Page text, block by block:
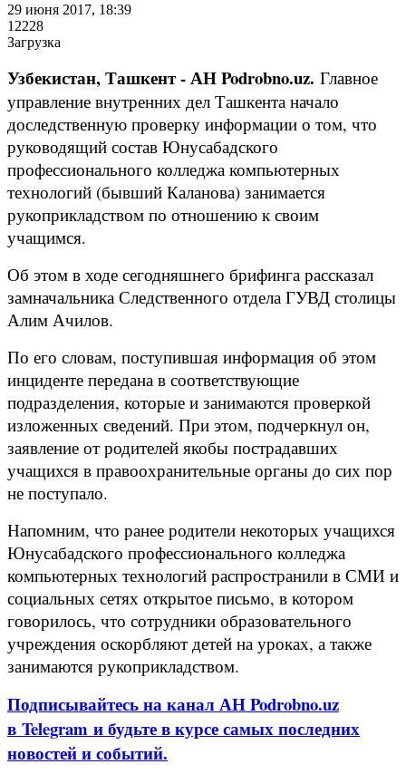
29 июня 2017, 18:39
12228
Загрузка
Узбекистан, Ташкент - АН Podrobno.uz. Главное
управление внутренних дел Ташкента начало
доследственную проверку информации о том, что
руководящий состав Юнусабадского
профессионального колледжа компьютерных
технологий (бывший Каланова) занимается
рукоприкладством по отношению к своим
учащимся.
Об этом в ходе сегодняшнего брифинга рассказал
замначальника Следственного отдела ГУВД столицы
Алим Ачилов.
По его словам, поступившая информация об этом
инциденте передана в соответствующие
подразделения, которые и занимаются проверкой
изложенных сведений. При этом, подчеркнул он,
заявление от родителей якобы пострадавших
учащихся в правоохранительные органы до сих пор
не поступало.
Напомним, что ранее родители некоторых учащихся
Юнусабадского профессионального колледжа
компьютерных технологий распространили в СМИ и
социальных сетях открытое письмо, в котором
говорилось, что сотрудники образовательного
учреждения оскорбляют детей на уроках, а также
занимаются рукоприкладством.
Подписывайтесь на канал АН Podrobno.uz
в Telegram и будьте в курсе самых последних
новостей и событий.